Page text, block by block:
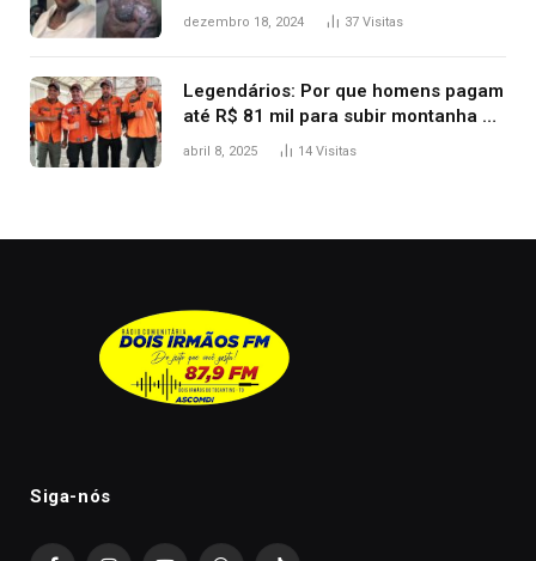
diz ‘foi mal’
dezembro 18, 2024 37 Visitas
Legendários: Por que homens pagam
até R$ 81 mil para subir montanha e
melhorar casamento?
abril 8, 2025 14 Visitas
Siga-nós